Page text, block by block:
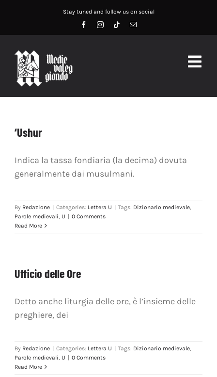
contenuto
Stay tuned and follow us on social
HOME
DIDATTICA
OFF TOPIC
Cerca
‘Ushur
Indica la tassa fondiaria (la decima) dovuta
generalmente dai musulmani.
By Redazione | Categories: Lettera U | Tags: Dizionario medievale,
Parole medievali U | 0 Comments
Read More
Ufficio delle Ore
Detto anche liturgia delle ore, è l’insieme delle
preghiere, dei
By Redazione | Categories: Lettera U | Tags: Dizionario medievale,
Parole medievali U | 0 Comments
Read More